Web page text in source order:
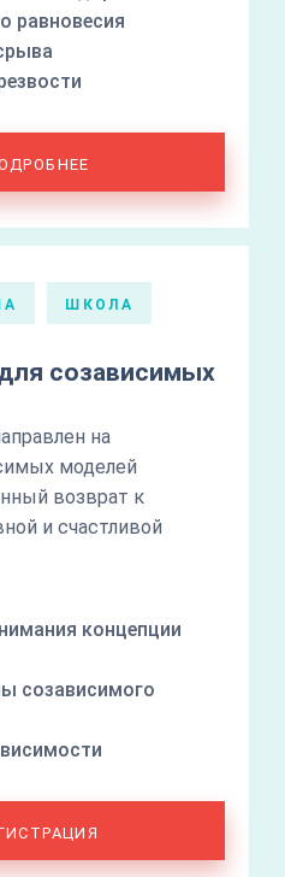
равновесия
ШКОЛА
созависимых
на
моделей
возврат к
и счастливой
концепции
созависимого